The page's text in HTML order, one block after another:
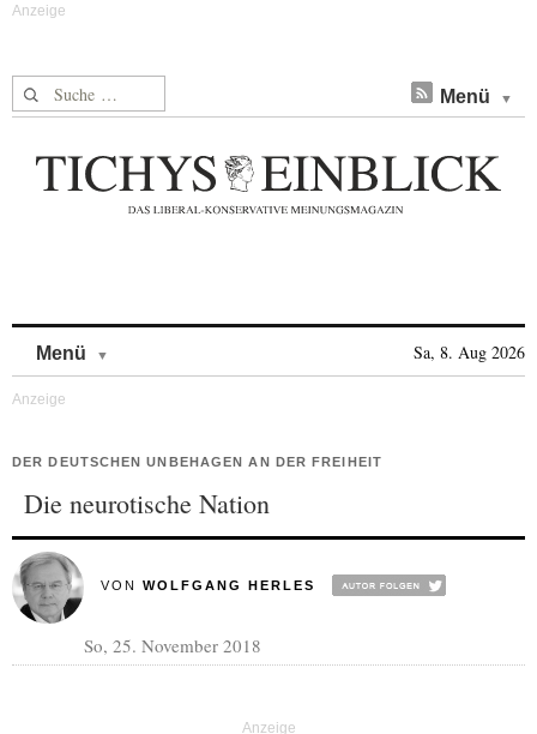
Suche nach: Menü
Menü Sa, 8. Aug 2026
DER DEUTSCHEN UNBEHAGEN AN DER FREIHEIT
Die neurotische Nation
VON WOLFGANG HERLES
So, 25. November 2018